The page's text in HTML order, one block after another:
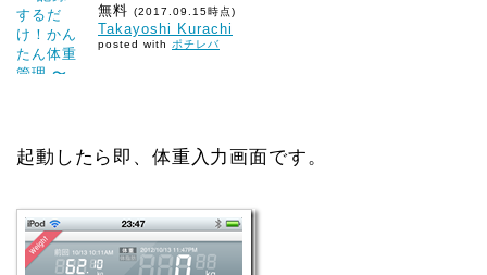
無料 (2017.09.15時点)
Takayoshi Kurachi
posted with ポチレバ
起動したら即、体重入力画面です。